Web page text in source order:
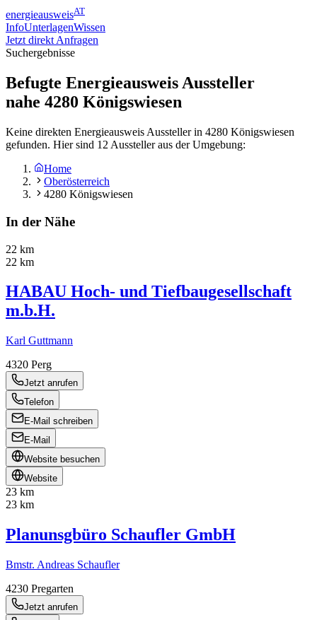
energieausweisAT
InfoUnterlagenWissen
Jetzt direkt Anfragen
Suchergebnisse
Befugte Energieausweis Aussteller
nahe 4280 Königswiesen
Keine direkten Energieausweis Aussteller in 4280 Königswiesen
gefunden. Hier sind 12 Aussteller aus der Umgebung:
Home
Oberösterreich
4280 Königswiesen
In der Nähe
22 km
22 km
HABAU Hoch- und Tiefbaugesellschaft
m.b.H.
Karl Guttmann
4320 Perg
Jetzt anrufen
Telefon
E-Mail schreiben
E-Mail
Website besuchen
Website
23 km
23 km
Planunsgbüro Schaufler GmbH
Bmstr. Andreas Schaufler
4230 Pregarten
Jetzt anrufen